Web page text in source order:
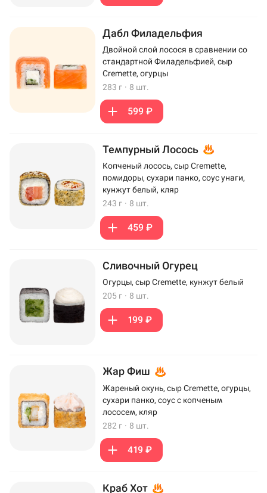
Дабл Филадельфия
Двойной слой лосося в сравнении со
стандартной Филадельфией, сыр
Cremette, огурцы
283 г · 8 шт.
599 ₽
Темпурный Лосось
Копченый лосось, сыр Cremette,
помидоры, сухари панко, соус унаги,
кунжут белый, кляр
243 г · 8 шт.
459 ₽
Сливочный Огурец
Огурцы, сыр Cremette, кунжут белый
205 г · 8 шт.
199 ₽
Жар Фиш
Жареный окунь, сыр Cremette, огурцы,
сухари панко, соус с копченым
лососем, кляр
282 г · 8 шт.
419 ₽
Краб Хот